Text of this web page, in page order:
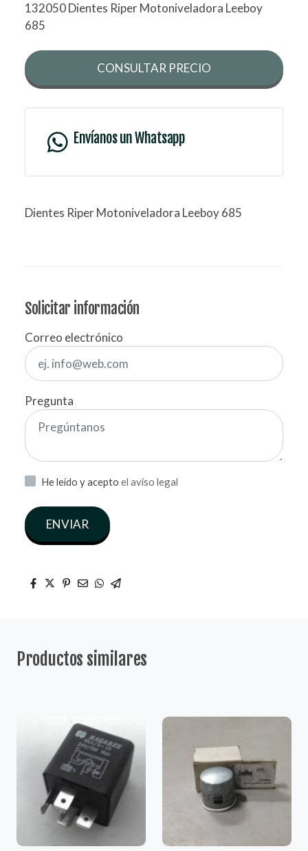
132050 Dientes Riper Motoniveladora Leeboy
685
CONSULTAR PRECIO
Envíanos un Whatsapp
Dientes Riper Motoniveladora Leeboy 685
Solicitar información
Correo electrónico
Pregunta
He leído y acepto el aviso legal
ENVIAR
Productos similares